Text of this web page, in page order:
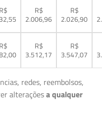
R$
R$
2.006,96
R$
2.026,90
R$
R$
3.512,17
R$
3.547,07
redes, reembolsos,
alteraçõesa qualquer